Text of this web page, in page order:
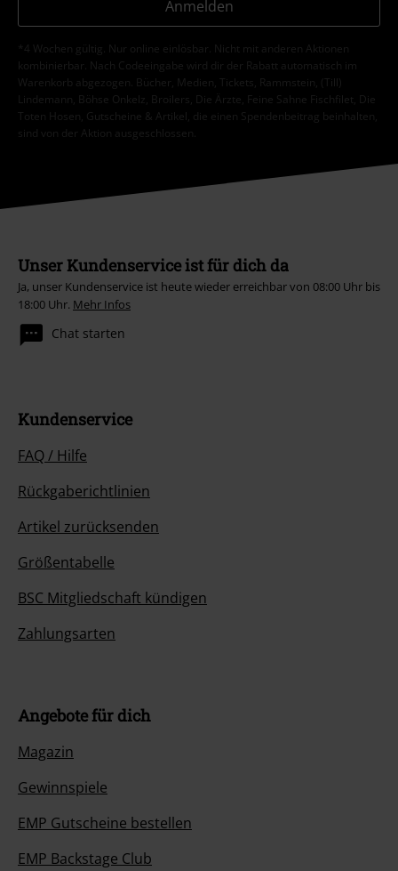
Anmelden
*4 Wochen gültig. Nur online einlösbar. Nicht mit anderen Aktionen
kombinierbar. Nach Codeeingabe wird dir der Rabatt automatisch im
Warenkorb abgezogen. Bücher, Medien, Tickets, Rammstein, (Till)
Lindemann, Böhse Onkelz, Broilers, Die Ärzte, Feine Sahne Fischfilet, Die
Toten Hosen, Gutscheine & Artikel, die einen Spendenbeitrag beinhalten,
sind von der Aktion ausgeschlossen.
Unser Kundenservice ist für dich da
Ja, unser Kundenservice ist heute wieder erreichbar von 08:00 Uhr bis
18:00 Uhr. Mehr Infos
Chat starten
Kundenservice
FAQ / Hilfe
Rückgaberichtlinien
Artikel zurücksenden
Größentabelle
BSC Mitgliedschaft kündigen
Zahlungsarten
Angebote für dich
Magazin
Gewinnspiele
EMP Gutscheine bestellen
EMP Backstage Club